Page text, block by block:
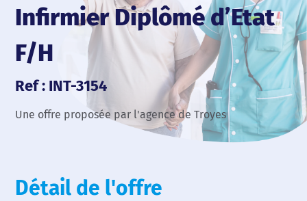
Infirmier Diplômé d’Etat
F/H
Ref : INT-3154
Une offre proposée par l'agence de Troyes
Détail de l'offre